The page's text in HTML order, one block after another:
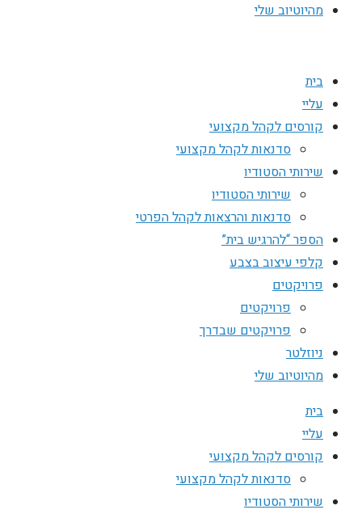
מהיוטיוב שלי
בית
עליי
קורסים לקהל מקצועי
סדנאות לקהל מקצועי
שירותי הסטודיו
שירותי הסטודיו
סדנאות והרצאות לקהל הפרטי
הספר “להרגיש בית”
קלפי עיצוב בצבע
פרויקטים
פרויקטים
פרויקטים שבדרך
ניוזלטר
מהיוטיוב שלי
בית
עליי
קורסים לקהל מקצועי
סדנאות לקהל מקצועי
שירותי הסטודיו